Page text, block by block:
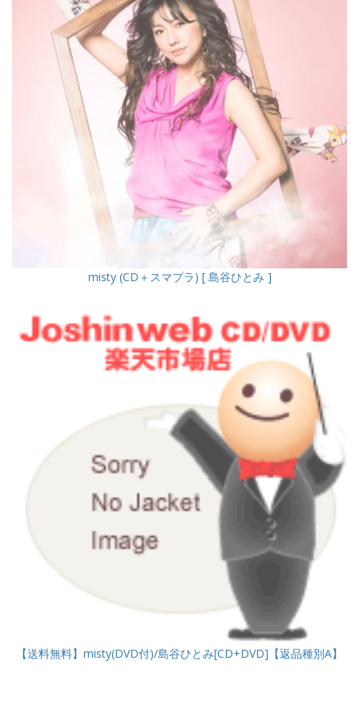
misty (CD＋スマプラ) [ 島谷ひとみ ]
【送料無料】misty(DVD付)/島谷ひとみ[CD+DVD]【返品種別A】